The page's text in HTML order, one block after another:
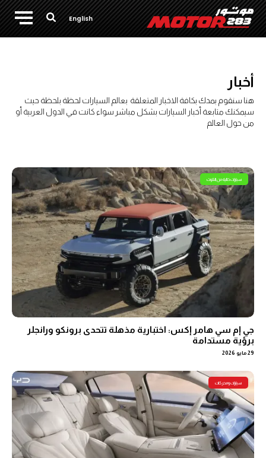
English
أخبار
هنا سنقوم بمدك بكافة الاخبار المتعلقة بعالم السيارات لحظة بلحظة حيث
سيمكنك متابعة أخبار السيارات بشكل مباشر سواء كانت في الدول العربية أو
من حول العالم
سيارات خالية من التلوث
جي إم سي هامر إكس: اختبارية مذهلة تتحدى برونكو ورانجلر
برؤية مستدامة
29 مايو 2026
سيارات ومحركات